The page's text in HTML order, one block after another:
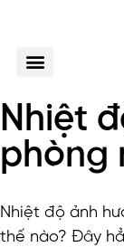
Nhiệt
phòng
Nhiệt độ ảnh
thế nào? Đây